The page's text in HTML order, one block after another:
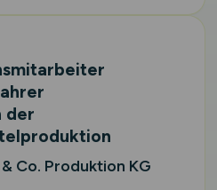
der
Co. Produktion KG